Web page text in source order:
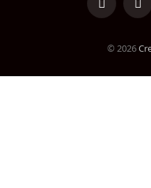
LinkedIn
© 2026